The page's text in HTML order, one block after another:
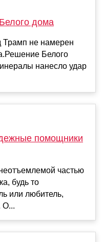
дома
Трамп не намерен
Белого
нанесло удар
помощники
частью
будь то
или любитель,
О...